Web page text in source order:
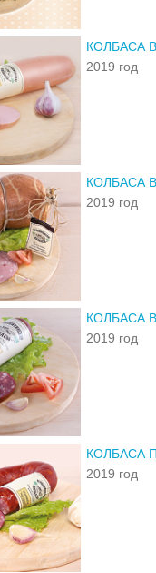
КОЛБАСА
2019 год
КОЛБАСА
2019 год
КОЛБАСА
2019 год
КОЛБАСА
2019 год